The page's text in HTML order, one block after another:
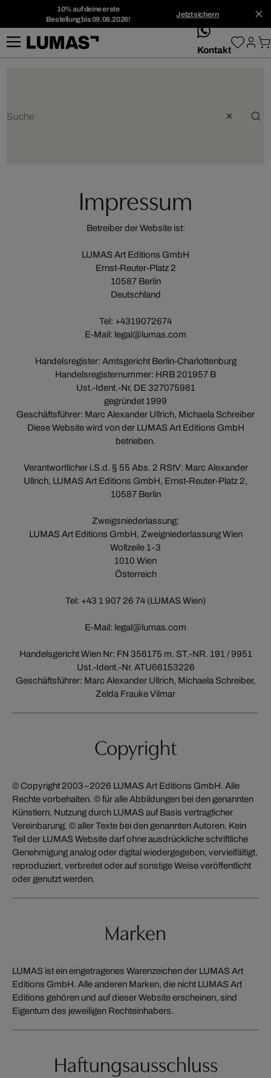
10% auf deine erste
Bestellung bis 09.08.2026!
Jetzt sichern
whatsApp
Kontakt
Impressum
Betreiber der Website ist:
LUMAS Art Editions GmbH
Ernst-Reuter-Platz 2
10587 Berlin
Deutschland
Tel: +4319072674
E-Mail: legal@lumas.com
Handelsregister: Amtsgericht Berlin-Charlottenburg
Handelsregisternummer: HRB 201957 B
Ust.-Ident.-Nr. DE 327075981
gegründet 1999
Geschäftsführer: Marc Alexander Ullrich, Michaela Schreiber
Diese Website wird von der LUMAS Art Editions GmbH
betrieben.
Verantwortlicher i.S.d. § 55 Abs. 2 RStV: Marc Alexander
Ullrich, LUMAS Art Editions GmbH, Ernst-Reuter-Platz 2,
10587 Berlin
Zweigsniederlassung:
LUMAS Art Editions GmbH, Zweigniederlassung Wien
Wollzeile 1-3
1010 Wien
Österreich
Tel: +43 1 907 26 74 (LUMAS Wien)
E-Mail: legal@lumas.com
Handelsgericht Wien Nr: FN 356175 m. ST.-NR. 191 / 9951
Ust.-Ident.-Nr. ATU66153226
Geschäftsführer: Marc Alexander Ullrich, Michaela Schreiber,
Zelda Frauke Vilmar
Copyright
© Copyright 2003–2026 LUMAS Art Editions GmbH. Alle
Rechte vorbehalten. © für alle Abbildungen bei den genannten
Künstlern, Nutzung durch LUMAS auf Basis vertraglicher
Vereinbarung. © aller Texte bei den genannten Autoren. Kein
Teil der LUMAS Website darf ohne ausdrückliche schriftliche
Genehmigung analog oder digital wiedergegeben, vervielfältigt,
reproduziert, verbreitet oder auf sonstige Weise veröffentlicht
oder genutzt werden.
Marken
LUMAS ist ein eingetragenes Warenzeichen der LUMAS Art
Editions GmbH. Alle anderen Marken, die nicht LUMAS Art
Editions gehören und auf dieser Website erscheinen, sind
Eigentum des jeweiligen Rechteinhabers.
Haftungsausschluss